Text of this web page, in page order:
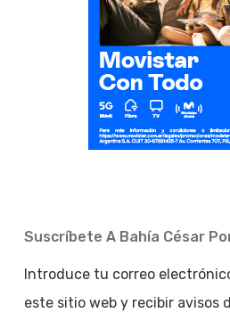
Suscríbete A Bahía César
Introduce tu correo
este sitio web y recibir avisos